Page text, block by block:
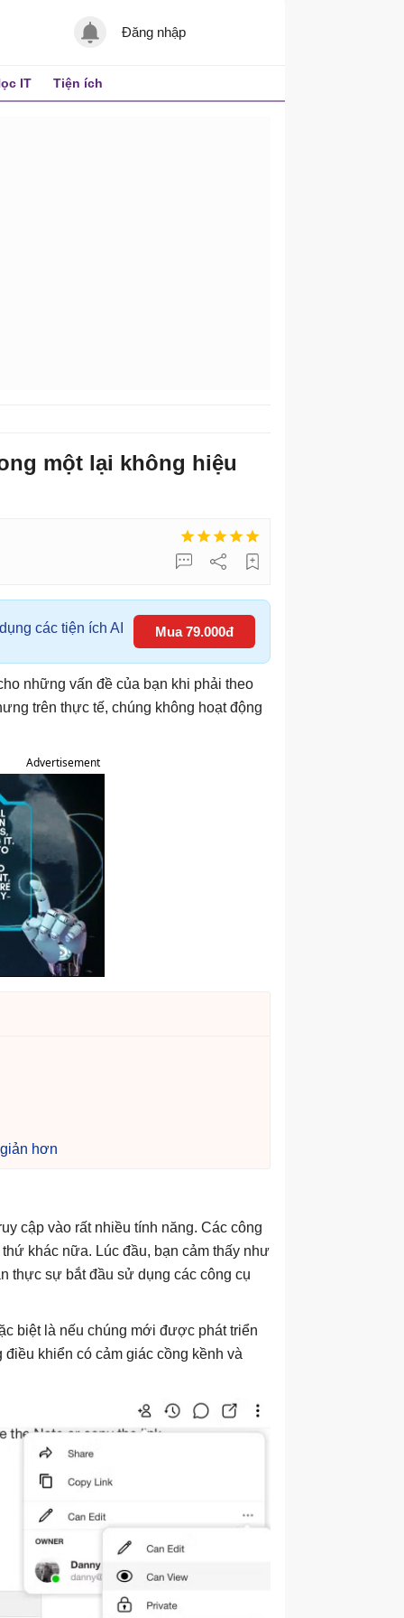
Đăng nhập
IT Tiện ích
một lại không hiệu
các tiện ích AI Mua 79.000đ
những vấn đề của bạn khi phải theo
trên thực tế, chúng không hoạt động
Advertisement
hơn
cập vào rất nhiều tính năng. Các công
khác nữa. Lúc đầu, bạn cảm thấy như
thực sự bắt đầu sử dụng các công cụ
biệt là nếu chúng mới được phát triển
khiển có cảm giác cồng kềnh và